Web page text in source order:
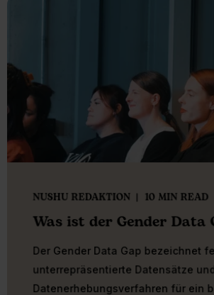
NUSHU REDAKTION 10 MIN READ
Was ist der Gender Data
Der Gender Data Gap bezeichnet
unterrepräsentierte Datensätze
Datenerhebungsverfahren für ein